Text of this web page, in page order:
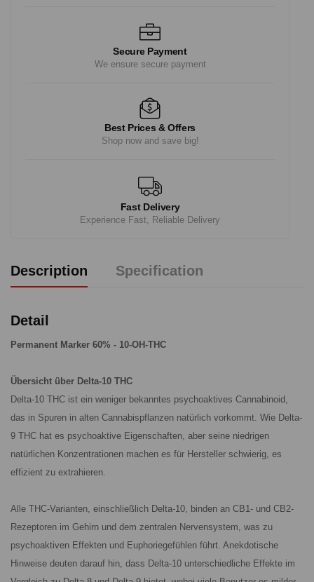
Secure Payment
We ensure secure payment
Best Prices & Offers
Shop now and save big!
Fast Delivery
Experience Fast, Reliable Delivery
Description Specification
Detail
Permanent Marker 60% - 10-OH-THC
Übersicht über Delta-10 THC
Delta-10 THC ist ein weniger bekanntes psychoaktives Cannabinoid,
das in Spuren in alten Cannabispflanzen natürlich vorkommt. Wie Delta-
9 THC hat es psychoaktive Eigenschaften, aber seine niedrigen
natürlichen Konzentrationen machen es für Hersteller schwierig, es
effizient zu extrahieren.
Alle THC-Varianten, einschließlich Delta-10, binden an CB1- und CB2-
Rezeptoren im Gehirn und dem zentralen Nervensystem, was zu
psychoaktiven Effekten und Euphoriegefühlen führt. Anekdotische
Hinweise deuten darauf hin, dass Delta-10 unterschiedliche Effekte im